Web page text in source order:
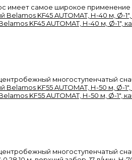
имеет самое широкое применение
KF45 AUTOMAT, Н-40 м, Ø-1",
многоступенчатый
KF55 AUTOMAT, Н-50 м, Ø-1",
многоступенчатый